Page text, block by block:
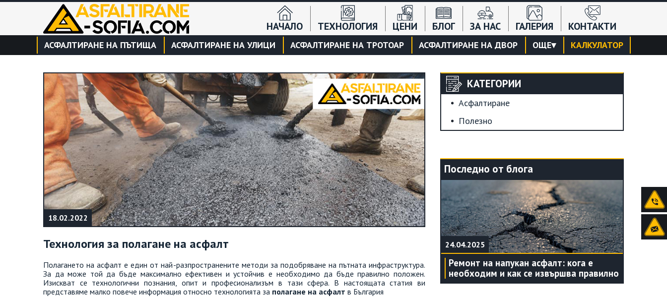
НАЧАЛО ТЕХНОЛОГИЯ ЦЕНИ БЛОГ ЗА НАС ГАЛЕРИЯ КОНТАКТИ
АСФАЛТИРАНЕ НА ПЪТИЩА АСФАЛТИРАНЕ НА УЛИЦИ АСФАЛТИРАНЕ НА ТРОТОАР АСФАЛТИРАНЕ НА ДВОР ОЩЕ▾ КАЛКУЛАТОР
18.02.2022
Технология за полагане на асфалт
Полагането на асфалт е един от най-разпространените методи за подобряване на пътната инфраструктура.
За да може той да бъде максимално ефективен и устойчив е необходимо да бъде правилно положен.
Изискват се технологични познания, опит и професионализъм в тази сфера. В настоящата статия ви
представяме малко повече информация относно технологията за полагане на асфалт в България
КАТЕГОРИИ
Асфалтиране
Полезно
Последно от блога
24.04.2025
Ремонт на напукан асфалт: кога е
необходим и как се извършва правилно